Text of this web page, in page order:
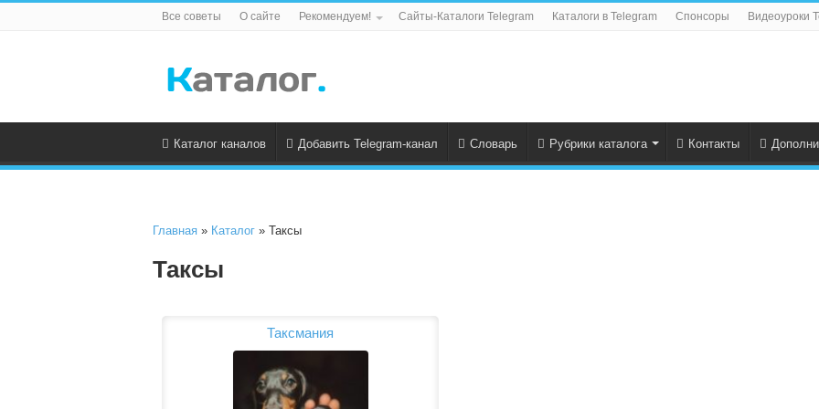
Все советы О сайте Рекомендуем! Сайты-Каталоги Telegram Каталоги в Telegram Спонсоры Видеоуроки
Каталог каналов Добавить Telegram-канал Словарь Рубрики каталога Контакты
Главная » Каталог » Таксы
Таксы
Таксмания